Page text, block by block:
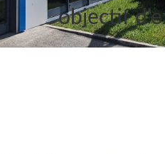
objectif